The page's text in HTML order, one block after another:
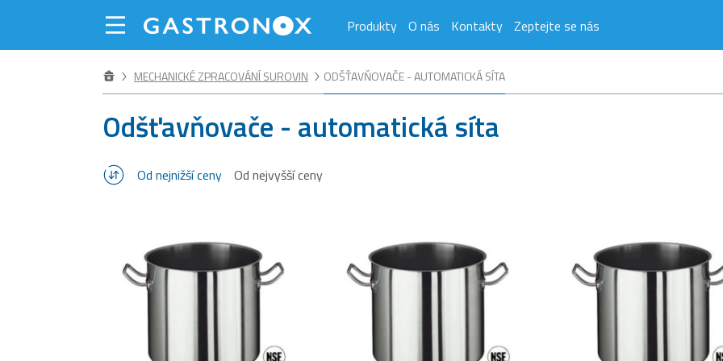
Produkty O nás Kontakty Zeptejte se nás
MECHANICKÉ ZPRACOVÁNÍ SUROVIN ODŠŤAVŇOVAČE - AUTOMATICKÁ SÍTA
Odšťavňovače - automatická síta
Od nejnižší ceny Od nejvyšší ceny